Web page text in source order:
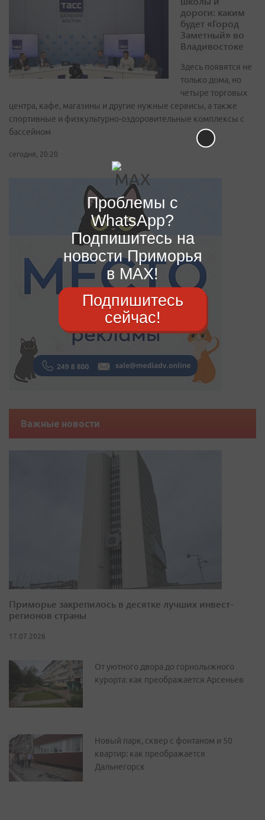
дороги: каким
будет «Город
Заметный» во
Владивостоке
Здесь появятся не
только дома, но
четыре торговых
центра, кафе, магазины и другие нужные сервисы, а также
спортивные и физкультурно-оздоровительные комплексы с
бассейном
сегодня, 20:20
Важные новости
Приморье закрепилось в десятке лучших инвест-
регионов страны
17.07.2026
От уютного двора до горнолыжного
курорта: как преображается Арсеньев
Новый парк, сквер с фонтаном и 50
квартир: как преображается
Дальнегорск
Проблемы с
WhatsApp?
Подпишитесь на
новости Приморья
в MAX!
Подпишитесь
сейчас!